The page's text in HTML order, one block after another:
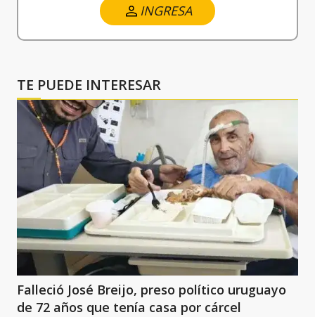
INGRESA
TE PUEDE INTERESAR
Falleció José Breijo, preso político uruguayo
de 72 años que tenía casa por cárcel